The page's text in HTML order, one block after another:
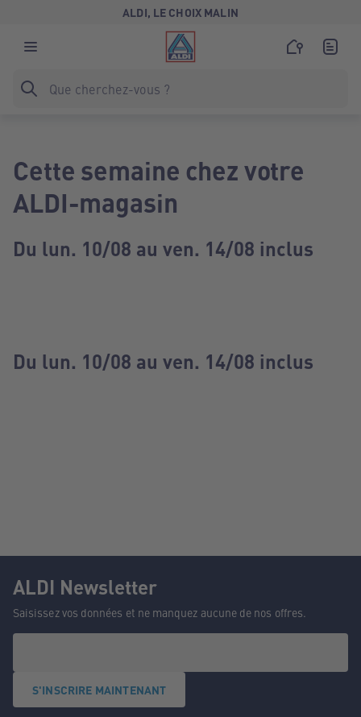
ALDI, LE CHOIX MALIN
Cette semaine chez votre
ALDI-magasin
Du lun. 10/08 au ven. 14/08 inclus
Du lun. 10/08 au ven. 14/08 inclus
ALDI Newsletter
Saisissez vos données et ne manquez aucune de nos offres.
S'INSCRIRE MAINTENANT